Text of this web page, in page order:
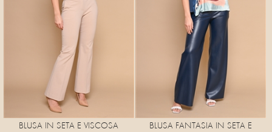
BLUSA IN SETA E VISCOSA
BLUSA FANTASIA IN SETA E